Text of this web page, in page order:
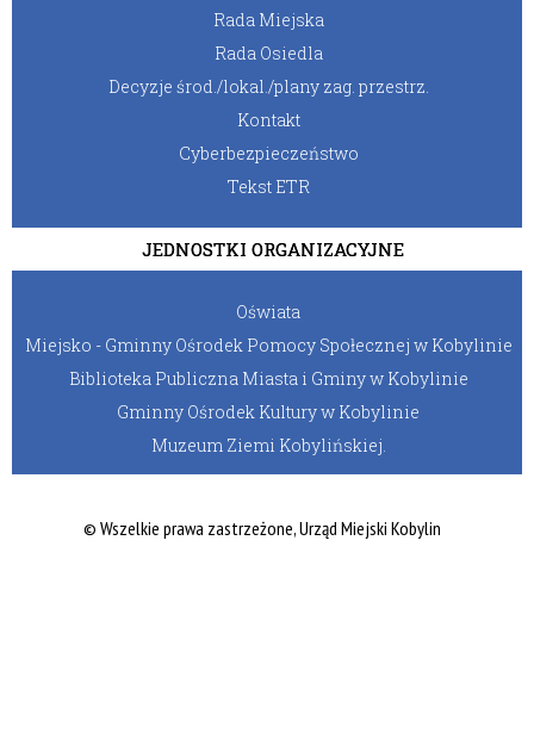
Rada Miejska
Rada Osiedla
Decyzje środ./lokal./plany zag. przestrz.
Kontakt
Cyberbezpieczeństwo
Tekst ETR
JEDNOSTKI ORGANIZACYJNE
Oświata
Miejsko - Gminny Ośrodek Pomocy Społecznej w Kobylinie
Biblioteka Publiczna Miasta i Gminy w Kobylinie
Gminny Ośrodek Kultury w Kobylinie
Muzeum Ziemi Kobylińskiej.
© Wszelkie prawa zastrzeżone, Urząd Miejski Kobylin